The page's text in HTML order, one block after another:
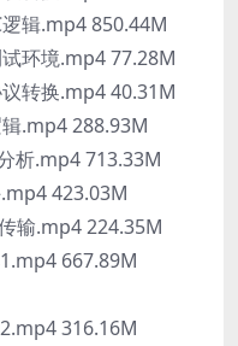
辑.mp4 850.44M
环境.mp4 77.28M
转换.mp4 40.31M
.mp4 288.93M
析.mp4 713.33M
423.03M
输.mp4 224.35M
667.89M
316.16M